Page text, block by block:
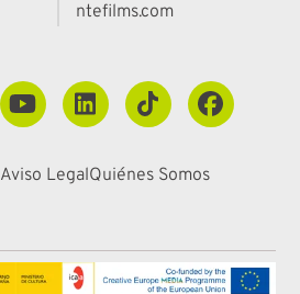
ntefilms.com
Aviso LegalQuiénes Somos